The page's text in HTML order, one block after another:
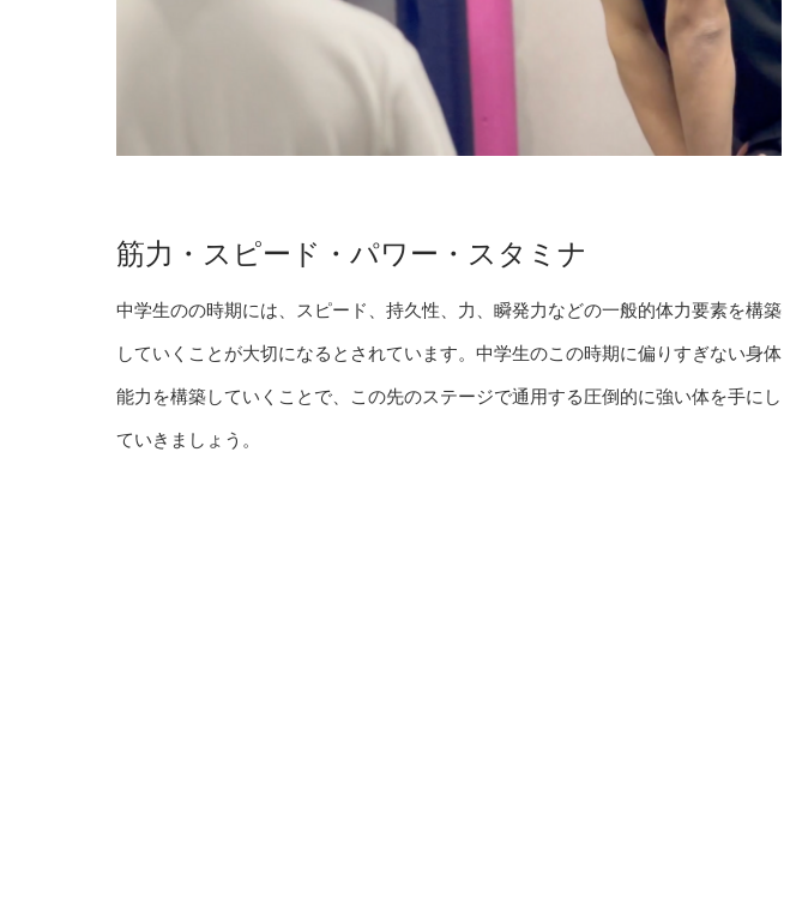
筋力・スピード・パワー・スタミナ
中学生のの時期には、スピード、持久性、力、瞬発力などの一般的体力要素を構築
していくことが大切になるとされています。中学生のこの時期に偏りすぎない身体
能力を構築していくことで、この先のステージで通用する圧倒的に強い体を手にし
ていきましょう。